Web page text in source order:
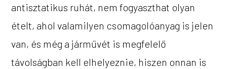
antisztatikus ruhát, nem fogyaszthat olyan
ételt, ahol valamilyen csomagolóanyag is jelen
van, és még a járművét is megfelelő
távolságban kell elhelyeznie, hiszen onnan is